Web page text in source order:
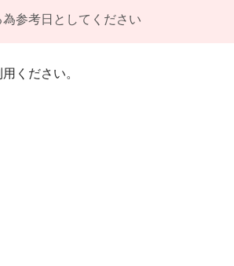
参考日としてください
ください。